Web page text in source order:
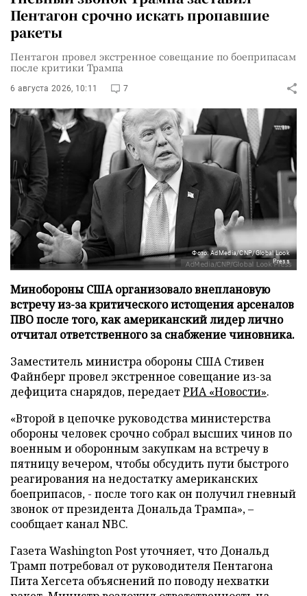
Пентагон срочно искать пропавшие
ракеты
Пентагон провел экстренное совещание по боеприпасам
после критики Трампа
6 августа 2026, 10:11 7
Фото: AdMedia/CNP/Global Look
Press
Минобороны США организовало внеплановую
встречу из-за критического истощения арсеналов
ПВО после того, как американский лидер лично
отчитал ответственного за снабжение чиновника.
Заместитель министра обороны США Стивен
Файнберг провел экстренное совещание из-за
дефицита снарядов, передаетРИА «Новости».
«Второй в цепочке руководства министерства
обороны человек срочно собрал высших чинов по
военным и оборонным закупкам на встречу в
пятницу вечером, чтобы обсудить пути быстрого
реагирования на недостатку американских
боеприпасов, - после того как он получил гневный
звонок от президента Дональда Трампа», –
сообщает канал NBC.
Газета Washington Post уточняет, что Дональд
Трамп потребовал от руководителя Пентагона
Пита Хегсета объяснений по поводу нехватки